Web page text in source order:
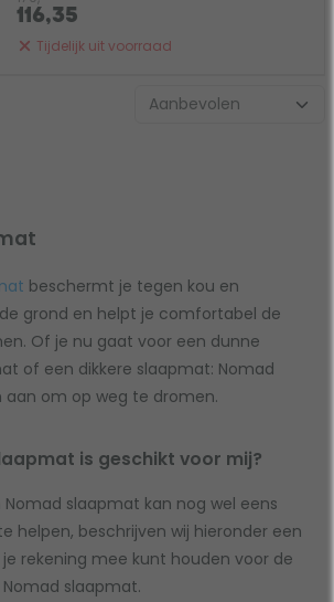
Tijdelijk uit voorraad
116,35
beschermt je tegen kou en
grond en helpt je comfortabel de
Of je nu gaat voor een dunne
of een dikkere slaapmat: Nomad
om op weg te dromen.
is geschikt voor mij?
Nomad slaapmat kan nog wel eens
helpen, beschrijven wij hieronder een
rekening mee kunt houden voor de
slaapmat.